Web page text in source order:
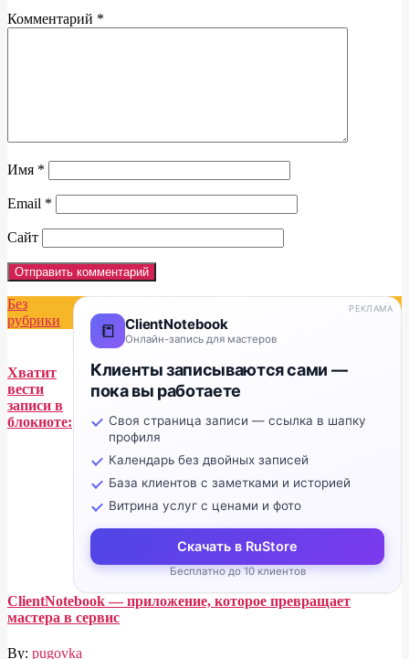
Комментарий *
Имя *
Email *
Сайт
📒 ClientNotebook
Онлайн-запись для мастеров
Клиенты записываются сами —
пока вы работаете
Своя страница записи — ссылка в шапку
профиля
Календарь без двойных записей
База клиентов с заметками и историей
Витрина услуг с ценами и фото
Скачать в RuStore
Бесплатно до 10 клиентов
РЕКЛАМА
Без
рубрики
Хватит
вести
записи в
блокноте:
ClientNotebook — приложение, которое превращает
мастера в сервис
By: pugovka